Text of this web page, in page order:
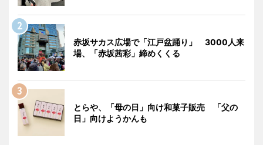
赤坂サカス広場で「江戸盆踊り」 3000人来
場、「赤坂茜彩」締めくくる
とらや、「母の日」向け和菓子販売 「父の
日」向けようかんも